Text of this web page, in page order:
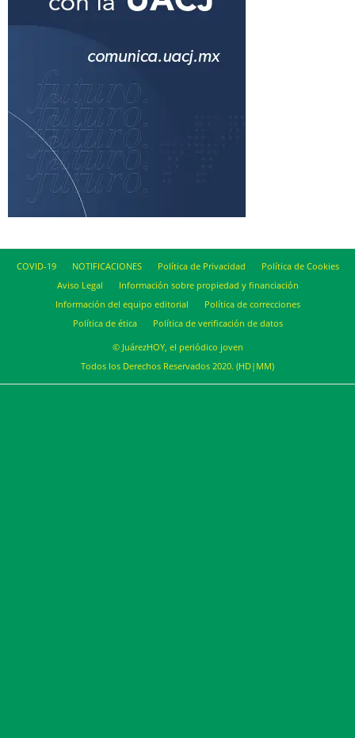
COVID-19 NOTIFICACIONES Política de Privacidad
Política de Cookies
Aviso Legal
Información sobre propiedad y financiación
Información del equipo editorial
Política de correcciones
Política de ética
Política de verificación de datos
© JuárezHOY, el periódico joven
Todos los Derechos Reservados 2020. (HD|MM)